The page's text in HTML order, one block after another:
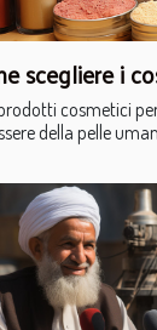
scegliere i
cosmetici
della pelle